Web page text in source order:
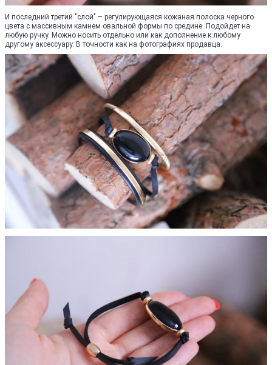
И последний третий "слой" – регулирующаяся кожаная полоска черного
цвета с массивным камнем овальной формы по средине. Подойдет на
любую ручку. Можно носить отдельно или как дополнение к любому
другому аксессуару. В точности как на фотографиях продавца.